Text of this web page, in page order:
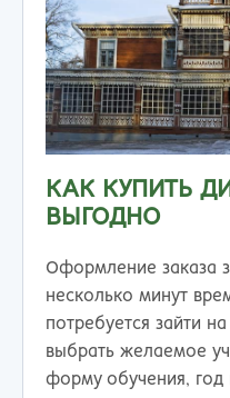
КАК КУПИТЬ
ВЫГОДНО
Оформление заказа
несколько минут
потребуется зайти
выбрать желаемое
форму обучения, год